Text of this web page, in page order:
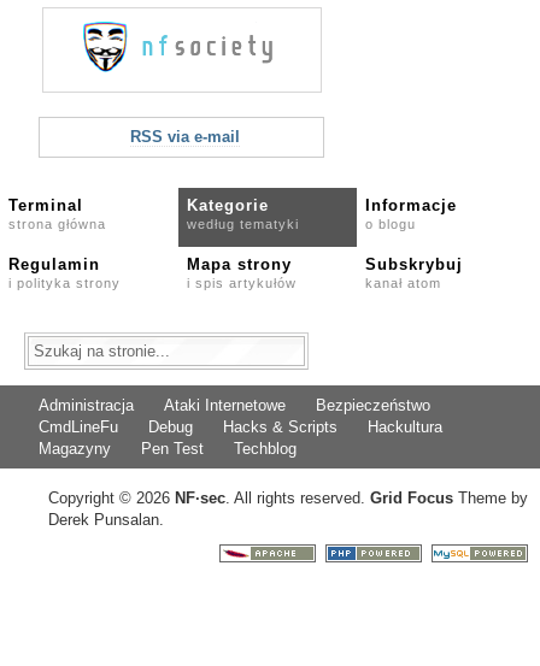
RSS via e-mail
Terminal
strona główna
Kategorie
według tematyki
Informacje
o blogu
Regulamin
i polityka strony
Mapa strony
i spis artykułów
Subskrybuj
kanał atom
Administracja Ataki Internetowe
Bezpieczeństwo
CmdLineFu
Debug Hacks & Scripts
Hackultura
Magazyny
Pen Test Techblog
Copyright © 2026 NF·sec. All rights reserved. Grid Focus Theme by
Derek Punsalan.